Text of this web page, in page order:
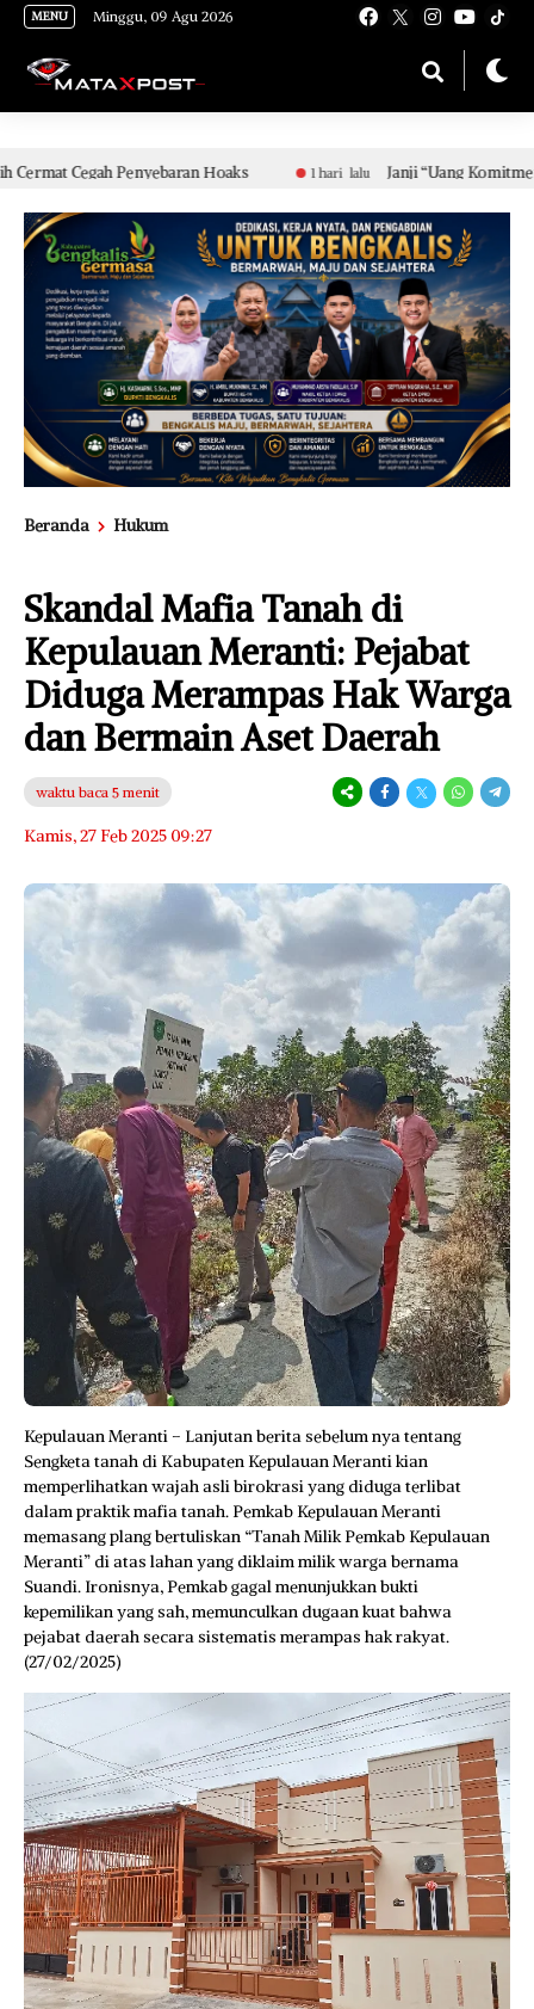
[gnpub_google_news_follow]
MENU Minggu, 09 Agu 2026
Hoaks 1 hari lalu Janji “Uang Komitmen” Diduga Tak
Beranda Hukum
Skandal Mafia Tanah di
Kepulauan Meranti: Pejabat
Diduga Merampas Hak Warga
dan Bermain Aset Daerah
waktu baca 5 menit
Kamis, 27 Feb 2025 09:27
Kepulauan Meranti – Lanjutan berita sebelum nya tentang
Sengketa tanah di Kabupaten Kepulauan Meranti kian
memperlihatkan wajah asli birokrasi yang diduga terlibat
dalam praktik mafia tanah. Pemkab Kepulauan Meranti
memasang plang bertuliskan “Tanah Milik Pemkab Kepulauan
Meranti” di atas lahan yang diklaim milik warga bernama
Suandi. Ironisnya, Pemkab gagal menunjukkan bukti
kepemilikan yang sah, memunculkan dugaan kuat bahwa
pejabat daerah secara sistematis merampas hak rakyat.
(27/02/2025)